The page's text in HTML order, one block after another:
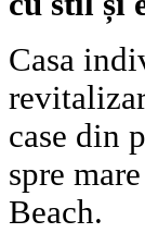
Casa
case din
spre
Beach.